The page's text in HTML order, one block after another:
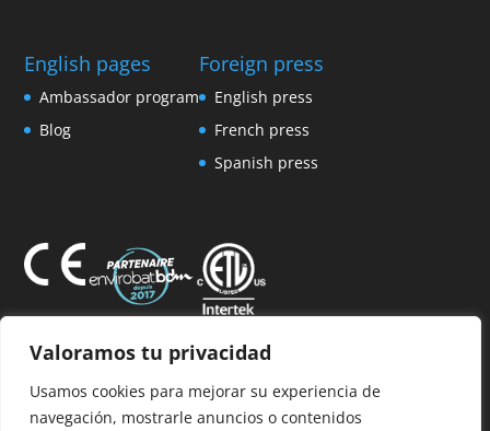
Valoramos tu privacidad
Usamos cookies para mejorar su experiencia de
navegación, mostrarle anuncios o contenidos
English pages
Ambassador program
Blog
Foreign press
English press
French press
Spanish press